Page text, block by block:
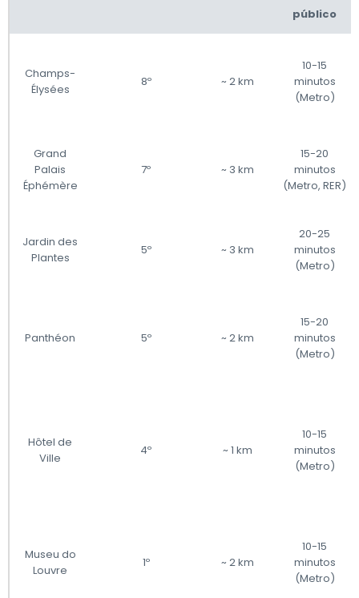
público
Champs-
Élysées
8º ~ 2 km
10-15
minutos
(Metro)
Grand
Palais
Éphémère
7º ~ 3 km
15-20
minutos
(Metro, RER)
Jardin des
Plantes
5º ~ 3 km
20-25
minutos
(Metro)
Panthéon 5º ~ 2 km
15-20
minutos
(Metro)
Hôtel de
Ville
4º ~ 1 km
10-15
minutos
(Metro)
Museu do
Louvre
1º ~ 2 km
10-15
minutos
(Metro)